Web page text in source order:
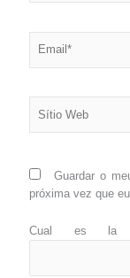
Web
Guardar o
próxima vez que
Cual es la